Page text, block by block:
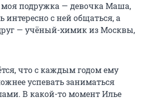
подружка — девочка Маша,
интересно с ней общаться, а
— учёный-химик из Москвы,
что с каждым годом ему
успевать заниматься
В какой-то момент Илье